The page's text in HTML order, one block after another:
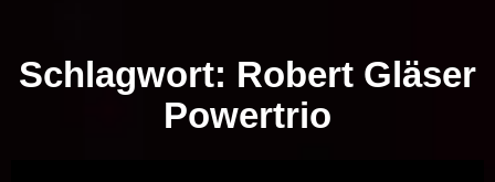
Schlagwort: Robert Gläser
Powertrio